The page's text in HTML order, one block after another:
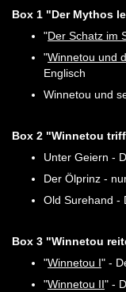
Box 1 "Der Mythos
"Der Schatz im
"Winnetou und
Englisch
Winnetou und
Box 2 "Winnetou
Unter Geiern -
Der Ölprinz -
Old Surehand -
Box 3 "Winnetou
"Winnetou I" -
"Winnetou II" -